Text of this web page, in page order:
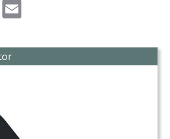
Twitter